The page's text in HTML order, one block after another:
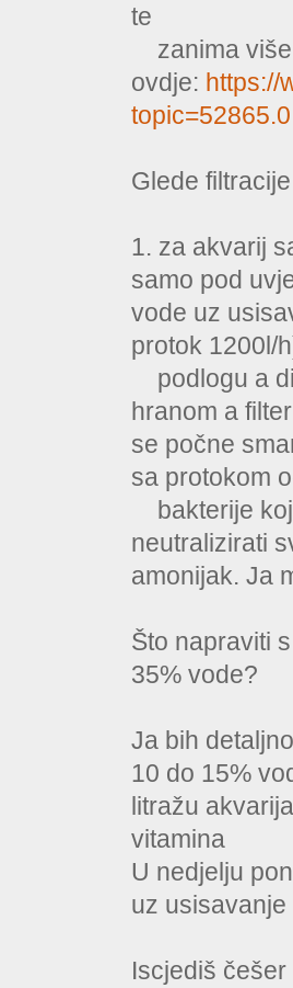
te
zanima više
ovdje: https://
topic=52865.0
Glede
1. za akvarij
samo pod
vode uz
protok 1200l/
podlogu a
hranom a
se počne
sa protokom
bakterije
neutralizirati
amonijak. Ja
Što napraviti
35% vode?
Ja bih
10 do 15%
litražu
vitamina
U nedjelju
uz
Iscjediš